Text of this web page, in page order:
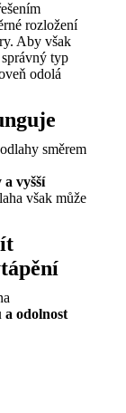
rozložení
Aby však
typ
odolá
směrem
vyšší
však může
a odolnost